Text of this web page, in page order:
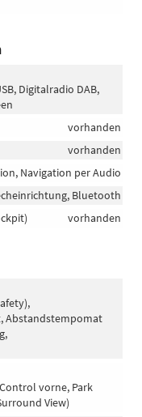
Digitalradio DAB,
vorhanden
vorhanden
Navigation per Audio
Bluetooth
vorhanden
Abstandstempomat
vorne, Park
View)